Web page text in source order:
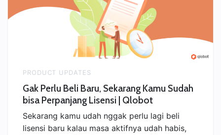
Pelanggan”
PRODUCT UPDATES
Gak Perlu Beli Baru, Sekarang Kamu Sudah
bisa Perpanjang Lisensi | Qlobot
Sekarang kamu udah nggak perlu lagi beli
lisensi baru kalau masa aktifnya udah habis,